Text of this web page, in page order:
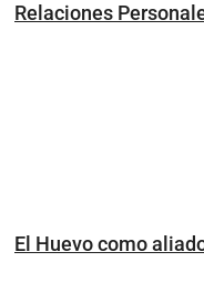
Relaciones
El Huevo como